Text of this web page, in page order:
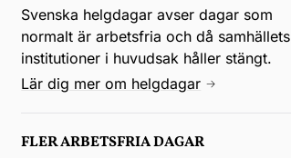
Svenska helgdagar avser dagar som
normalt är arbetsfria och då samhällets
institutioner i huvudsak håller stängt.
Lär dig mer om helgdagar
FLER ARBETSFRIA DAGAR